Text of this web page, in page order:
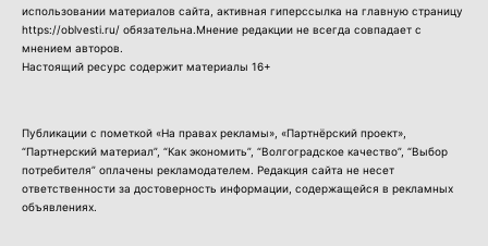
использовании материалов сайта, активная гиперссылка на главную страницу
https://oblvesti.ru/ обязательна.Мнение редакции не всегда совпадает с
мнением авторов.
Настоящий ресурс содержит материалы 16+
Публикации с пометкой «На правах рекламы», «Партнёрский проект»,
“Партнерский материал”, “Как экономить”, “Волгоградское качество”, “Выбор
потребителя” оплачены рекламодателем. Редакция сайта не несет
ответственности за достоверность информации, содержащейся в рекламных
объявлениях.